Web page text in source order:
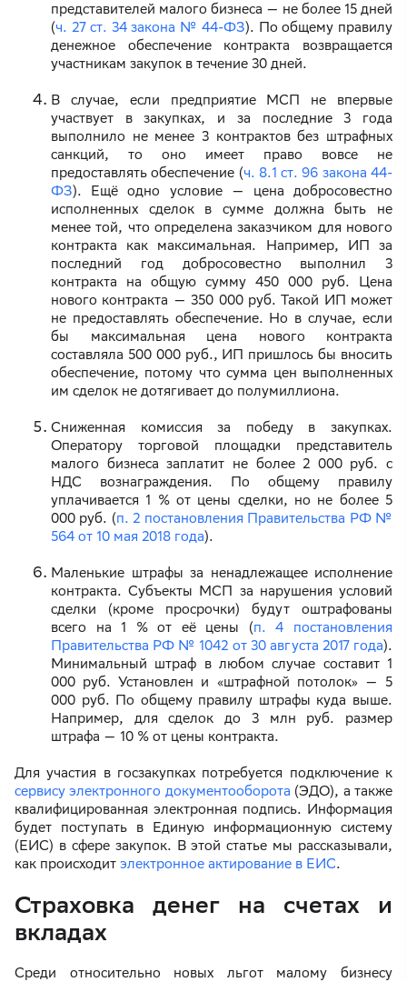
представителей малого бизнеса — не более 15 дней
(ч. 27 ст. 34 закона № 44-ФЗ). По общему правилу
денежное обеспечение контракта возвращается
участникам закупок в течение 30 дней.
В случае, если предприятие МСП не впервые
участвует в закупках, и за последние 3 года
выполнило не менее 3 контрактов без штрафных
санкций, то оно имеет право вовсе не
предоставлять обеспечение (ч. 8.1 ст. 96 закона 44-
ФЗ). Ещё одно условие — цена добросовестно
исполненных сделок в сумме должна быть не
менее той, что определена заказчиком для нового
контракта как максимальная. Например, ИП за
последний год добросовестно выполнил 3
контракта на общую сумму 450 000 руб. Цена
нового контракта — 350 000 руб. Такой ИП может
не предоставлять обеспечение. Но в случае, если
бы максимальная цена нового контракта
составляла 500 000 руб., ИП пришлось бы вносить
обеспечение, потому что сумма цен выполненных
им сделок не дотягивает до полумиллиона.
Сниженная комиссия за победу в закупках.
Оператору торговой площадки представитель
малого бизнеса заплатит не более 2 000 руб. с
НДС вознаграждения. По общему правилу
уплачивается 1 % от цены сделки, но не более 5
000 руб. (п. 2 постановления Правительства РФ №
564 от 10 мая 2018 года).
Маленькие штрафы за ненадлежащее исполнение
контракта. Субъекты МСП за нарушения условий
сделки (кроме просрочки) будут оштрафованы
всего на 1 % от её цены (п. 4 постановления
Правительства РФ № 1042 от 30 августа 2017 года).
Минимальный штраф в любом случае составит 1
000 руб. Установлен и «штрафной потолок» — 5
000 руб. По общему правилу штрафы куда выше.
Например, для сделок до 3 млн руб. размер
штрафа — 10 % от цены контракта.
Для участия в госзакупках потребуется подключение к
сервису электронного документооборота (ЭДО), а также
квалифицированная электронная подпись. Информация
будет поступать в Единую информационную систему
(ЕИС) в сфере закупок. В этой статье мы рассказывали,
как происходит электронное актирование в ЕИС.
Страховка денег на счетах и
вкладах
Среди относительно новых льгот малому бизнесу